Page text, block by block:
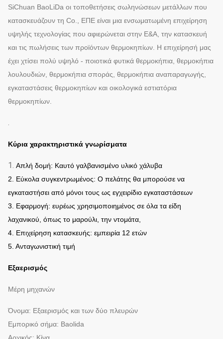
SiChuan BaoLiDa οι τοποθετήσεις σωληνώσεων μετάλλων που
κατασκευάζουν τη Co., ΕΠΕ είναι μια ενσωματωμένη επιχείρηση
υψηλής τεχνολογίας που αφιερώνεται στην Ε&Α, την κατασκευή
και τις πωλήσεις των προϊόντων θερμοκηπίων. Η επιχείρησή μας
έχει χτίσει πολύ υψηλό - ποιοτικά φυτικά θερμοκήπια, θερμοκήπια
λουλουδιών, θερμοκήπια σποράς, θερμοκήπια αναπαραγωγής,
εγκαταστάσεις θερμοκηπίων και οικολογικά εστιατόρια
θερμοκηπίων.
.
Κύρια χαρακτηριστικά γνωρίσματα
1. Απλή δομή: Καυτό γαλβανισμένο υλικό χάλυβα
2. Εύκολα συγκεντρωμένος: Ο πελάτης θα μπορούσε να
εγκαταστήσει από μόνοι τους ως εγχειρίδιο εγκαταστάσεων
3. Εφαρμογή: ευρέως χρησιμοποιημένος σε όλα τα είδη
λαχανικού, όπως το μαρούλι, την ντομάτα,
4. Επιχείρηση κατασκευής: εμπειρία 12 ετών
5. Ανταγωνιστική τιμή
Εξαερισμός
Μέρη μηχανών
Όνομα: Εξαερισμός και των δύο πλευρών
Εμπορικό σήμα: Baolida